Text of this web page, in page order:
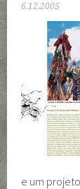
6.12.2005
e um